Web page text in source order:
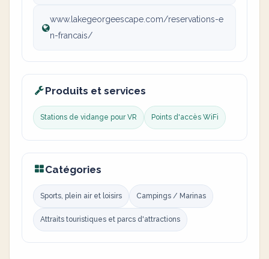
www.lakegeorgeescape.com/reservations-e
n-francais/
Produits et services
Stations de vidange pour VR Points d'accès WiFi
Catégories
Sports, plein air et loisirs Campings / Marinas
Attraits touristiques et parcs d'attractions